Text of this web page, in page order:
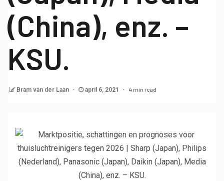
(China), enz. –
KSU.
Bram van der Laan april 6, 2021 4 min read